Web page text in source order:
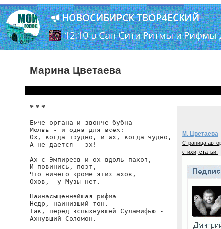
Марина Цветаева
* * *
Емче органа и звонче бубна
Молвь - и одна для всех:
Ох, когда трудно, и ах, когда чудно,
А не дается - эх!
Ах с Эмпиреев и ох вдоль пахот,
И повинись, поэт,
Что ничего кроме этих ахов,
Охов,- у Музы нет.
Наинасыщеннейшая рифма
Недр, наинизший тон.
Так, перед вспыхнувшей Суламифью -
Ахнувший Соломон.
М. Цветаева
Страница
стихи, статьи.